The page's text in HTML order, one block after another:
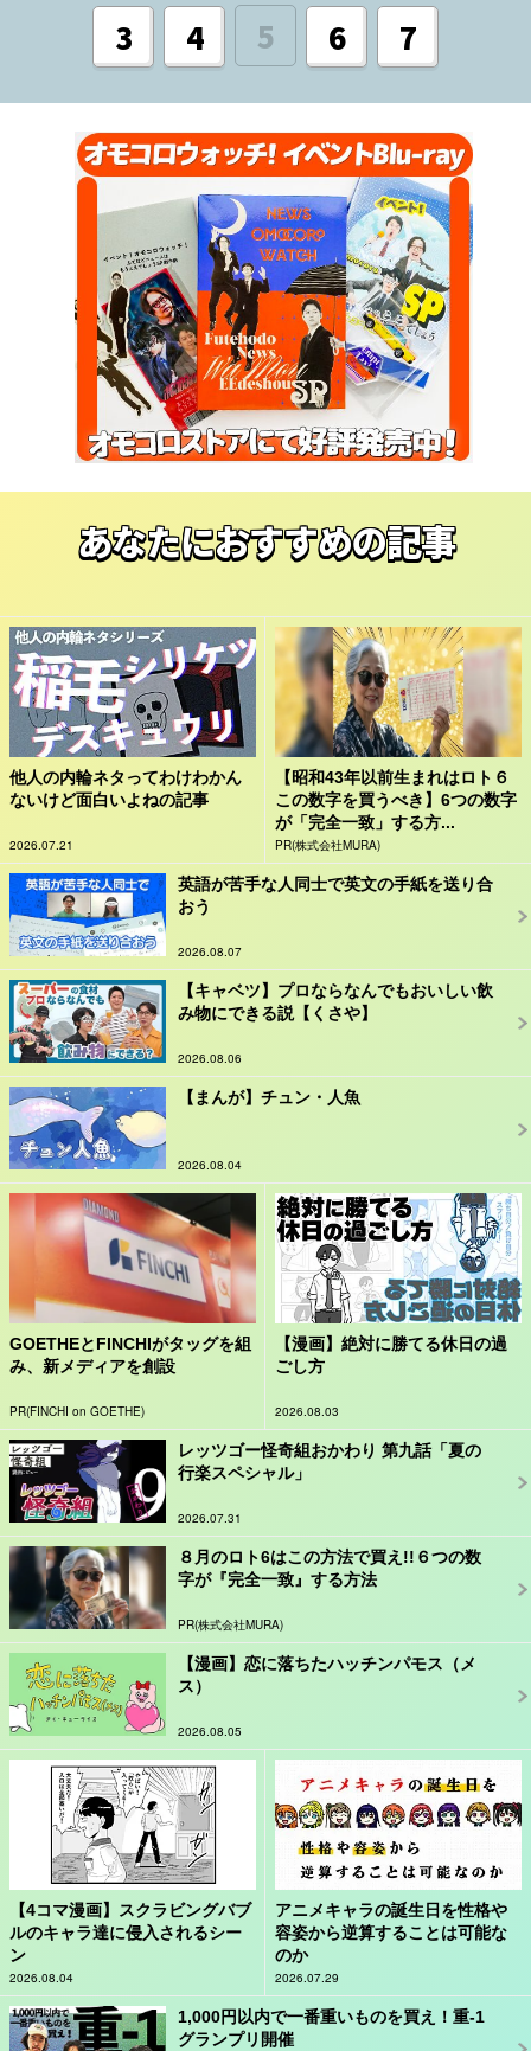
3 4 5 6 7
あなたにおすすめの記事
他人の内輪ネタってわけわかん
ないけど面白いよねの記事
2026.07.21
【昭和43年以前生まれはロト６
この数字を買うべき】6つの数字
が「完全一致」する方...
PR(株式会社MURA)
英語が苦手な人同士で英文の手紙を送り合
おう
2026.08.07
【キャベツ】プロならなんでもおいしい飲
み物にできる説【くさや】
2026.08.06
【まんが】チュン・人魚
2026.08.04
GOETHEとFINCHIがタッグを組
み、新メディアを創設
PR(FINCHI on GOETHE)
【漫画】絶対に勝てる休日の過
ごし方
2026.08.03
レッツゴー怪奇組おかわり 第九話「夏の
行楽スペシャル」
2026.07.31
８月のロト6はこの方法で買え!!６つの数
字が『完全一致』する方法
PR(株式会社MURA)
【漫画】恋に落ちたハッチンパモス（メ
ス）
2026.08.05
【4コマ漫画】スクラビングバブ
ルのキャラ達に侵入されるシー
ン
2026.08.04
アニメキャラの誕生日を性格や
容姿から逆算することは可能な
のか
2026.07.29
1,000円以内で一番重いものを買え！重-1
グランプリ開催